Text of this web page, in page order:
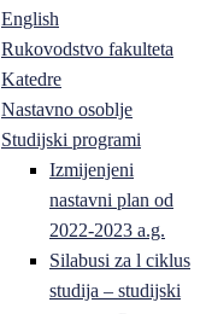
English
Rukovodstvo fakulteta
Katedre
Nastavno osoblje
Studijski programi
Izmijenjeni
nastavni plan od
2022-2023 a.g.
Silabusi za l ciklus
studija – studijski